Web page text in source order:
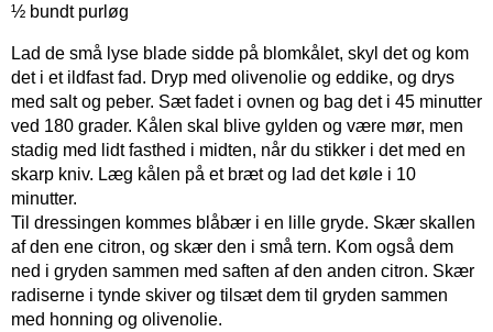
½ bundt purløg
Lad de små lyse blade sidde på blomkålet, skyl det og kom
det i et ildfast fad. Dryp med olivenolie og eddike, og drys
med salt og peber. Sæt fadet i ovnen og bag det i 45 minutter
ved 180 grader. Kålen skal blive gylden og være mør, men
stadig med lidt fasthed i midten, når du stikker i det med en
skarp kniv. Læg kålen på et bræt og lad det køle i 10
minutter.
Til dressingen kommes blåbær i en lille gryde. Skær skallen
af den ene citron, og skær den i små tern. Kom også dem
ned i gryden sammen med saften af den anden citron. Skær
radiserne i tynde skiver og tilsæt dem til gryden sammen
med honning og olivenolie.